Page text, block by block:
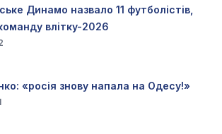
Динамо назвало 11 футболістів,
влітку-2026
«росія знову напала на Одесу!»